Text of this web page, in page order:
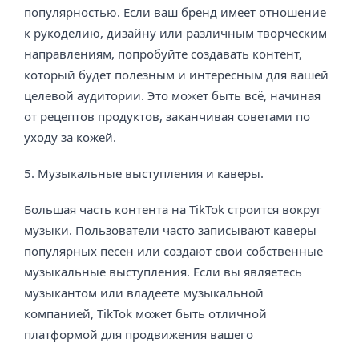
популярностью. Если ваш бренд имеет отношение
к рукоделию, дизайну или различным творческим
направлениям, попробуйте создавать контент,
который будет полезным и интересным для вашей
целевой аудитории. Это может быть всё, начиная
от рецептов продуктов, заканчивая советами по
уходу за кожей.
5. Музыкальные выступления и каверы.
Большая часть контента на TikTok строится вокруг
музыки. Пользователи часто записывают каверы
популярных песен или создают свои собственные
музыкальные выступления. Если вы являетесь
музыкантом или владеете музыкальной
компанией, TikTok может быть отличной
платформой для продвижения вашего